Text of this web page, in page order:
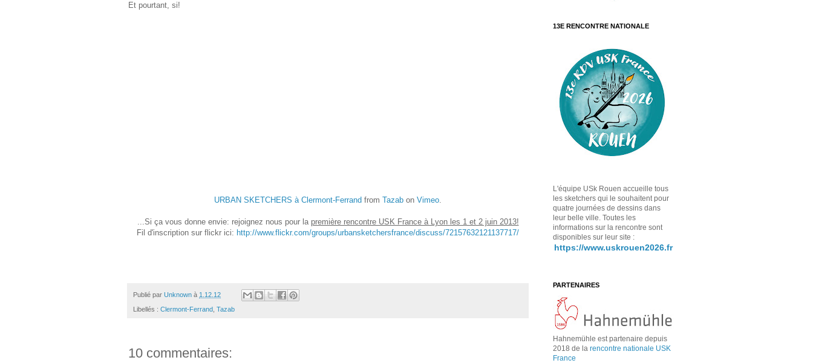
Et pourtant, si!
URBAN SKETCHERS à Clermont-Ferrand from Tazab on Vimeo.
...Si ça vous donne envie: rejoignez nous pour la première rencontre USK France à Lyon les 1 et 2 juin 2013!
Fil d'inscription sur flickr ici: http://www.flickr.com/groups/urbansketchersfrance/discuss/72157632121137717/
Publié par Unknown à 1.12.12
Libellés : Clermont-Ferrand, Tazab
10 commentaires:
13E RENCONTRE NATIONALE
L'équipe USk Rouen accueille tous
les sketchers qui le souhaitent pour
quatre journées de dessins dans
leur belle ville. Toutes les
informations sur la rencontre sont
disponibles sur leur site :
https://www.uskrouen2026.fr
PARTENAIRES
Hahnemühle est partenaire depuis
2018 de la rencontre nationale USK
France